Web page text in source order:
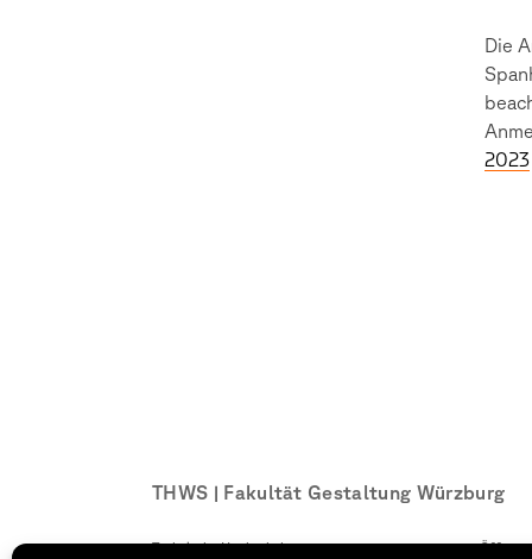
Die
2023
THWS | Fakultät Gestaltung Würzburg
Technische Hochschule